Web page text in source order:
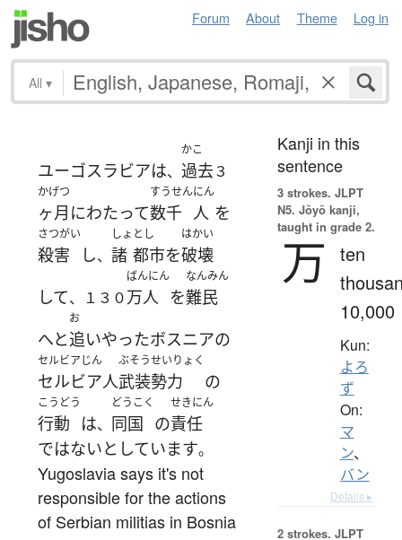
Forum About Theme Log in
All ▾
ユーゴスラビアは、
かこ
過去３
かげつ
ヶ月 にわたって
すうせん
数千
にん
人 を
さつがい
殺害 し、
しょ
諸
とし
都市を
はかい
破壊
して、１３０
ばんにん
万人 を
なんみん
難民
へと
お
追いやったボスニアの
セルビアじん
セルビア人
ぶそう
武装
せいりょく
勢力 の
こうどう
行動 は、
どうこく
同国 の
せきにん
責任
ではないとしています。
Yugoslavia says it's not
responsible for the actions
of Serbian militias in Bosnia
Kanji in this
sentence
3 strokes. JLPT
N5. Jōyō kanji,
taught in grade 2.
万
ten
10,000
Kun:
よろ
ず
On:
マ
ン、
バン
Details ▸
2 strokes. JLPT